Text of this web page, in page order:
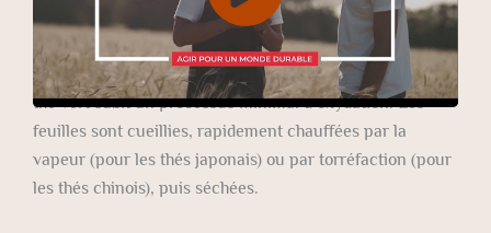
naturels.
En effet, comme déjà vu, contrairement au thé noir, le
thé vert subit un processus minimal d’oxydation. Les
feuilles sont cueillies, rapidement chauffées par la
vapeur (pour les thés japonais) ou par torréfaction (pour
les thés chinois), puis séchées.